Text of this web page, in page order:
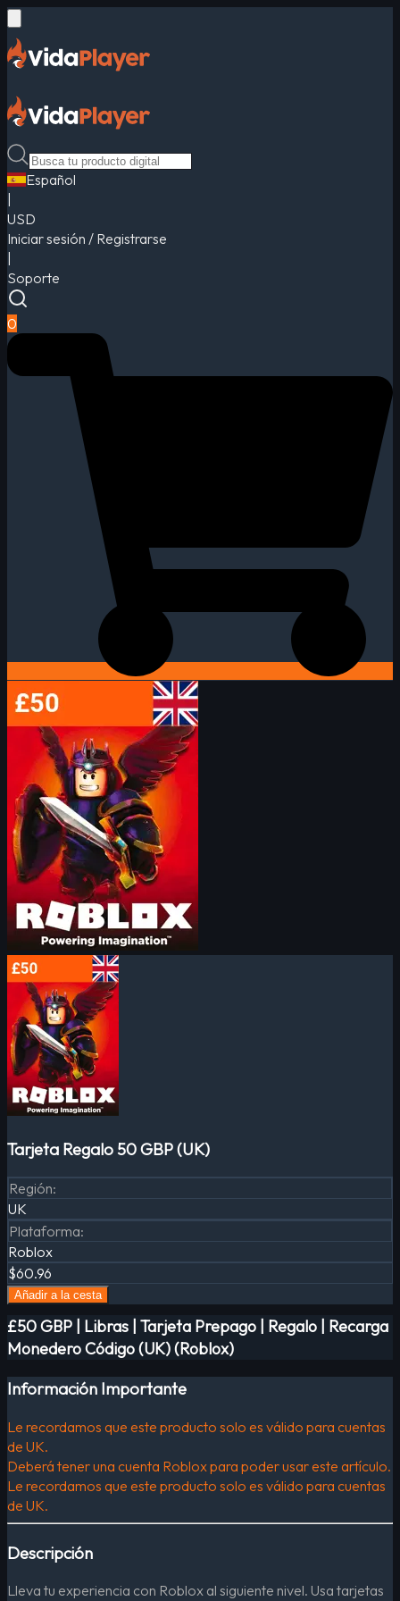
Español
USD
Iniciar sesión / Registrarse
Soporte
0
Tarjeta Regalo 50 GBP (UK)
Región:
UK
Plataforma:
Roblox
$60.96
Añadir a la cesta
£50 GBP | Libras | Tarjeta Prepago | Regalo | Recarga
Monedero Código (UK) (Roblox)
Información Importante
Le recordamos que este producto solo es válido para cuentas
de UK.
Deberá tener una cuenta Roblox para poder usar este artículo.
Le recordamos que este producto solo es válido para cuentas
de UK.
Descripción
Lleva tu experiencia con Roblox al siguiente nivel. Usa tarjetas